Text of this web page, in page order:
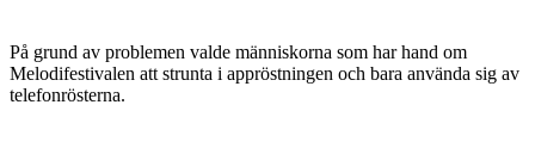
På grund av problemen valde människorna som har hand om
Melodifestivalen att strunta i appröstningen och bara använda sig av
telefonrösterna.